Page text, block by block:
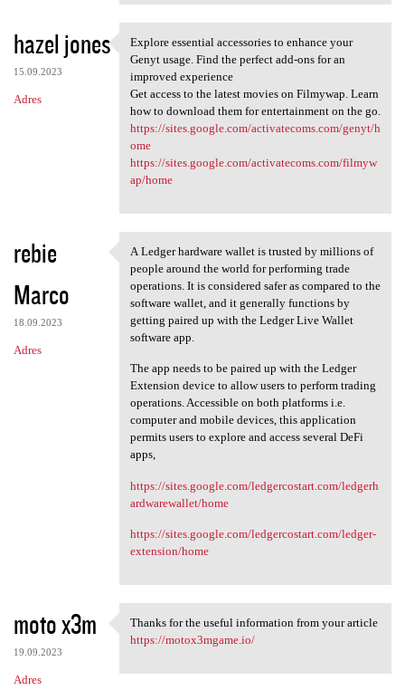
hazel jones
15.09.2023
Adres
Explore essential accessories
Explore essential accessories to enhance your
Genyt usage. Find the perfect add-ons for an
improved experience
Get access to the latest movies on Filmywap. Learn
how to download them for entertainment on the go.
https://sites.google.com/activatecoms.com/genyt/h
ome
https://sites.google.com/activatecoms.com/filmyw
ap/home
rebie
Marco
18.09.2023
Adres
A Ledger hardware wallet is
A Ledger hardware wallet is trusted by millions of
people around the world for performing trade
operations. It is considered safer as compared to the
software wallet, and it generally functions by
getting paired up with the Ledger Live Wallet
software app.
The app needs to be paired up with the Ledger
Extension device to allow users to perform trading
operations. Accessible on both platforms i.e.
computer and mobile devices, this application
permits users to explore and access several DeFi
apps,
https://sites.google.com/ledgercostart.com/ledgerh
ardwarewallet/home
https://sites.google.com/ledgercostart.com/ledger-
extension/home
moto x3m
19.09.2023
Adres
Thanks for the useful
Thanks for the useful information from your article
https://motox3mgame.io/